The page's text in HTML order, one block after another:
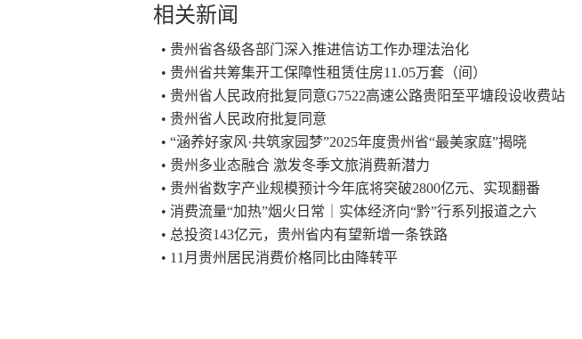
相关新闻
• 贵州省各级各部门深入推进信访工作办理法治化
• 贵州省共筹集开工保障性租赁住房11.05万套（间）
• 贵州省人民政府批复同意G7522高速公路贵阳至平塘段设收费站
• 贵州省人民政府批复同意
• “涵养好家风·共筑家园梦”2025年度贵州省“最美家庭”揭晓
• 贵州多业态融合 激发冬季文旅消费新潜力
• 贵州省数字产业规模预计今年底将突破2800亿元、实现翻番
• 消费流量“加热”烟火日常｜实体经济向“黔”行系列报道之六
• 总投资143亿元，贵州省内有望新增一条铁路
• 11月贵州居民消费价格同比由降转平